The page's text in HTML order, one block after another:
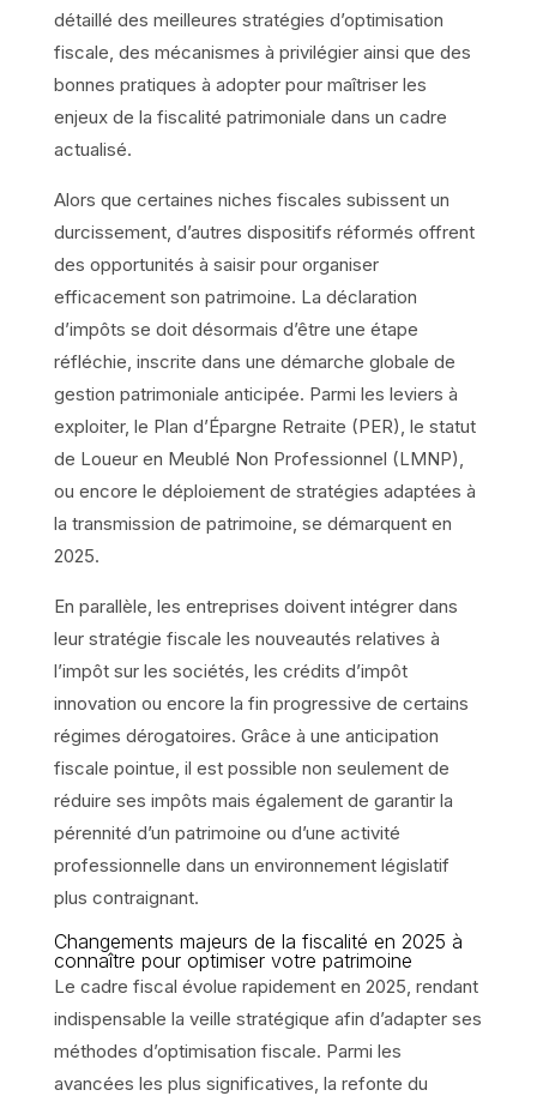
détaillé des meilleures stratégies d’optimisation
fiscale, des mécanismes à privilégier ainsi que des
bonnes pratiques à adopter pour maîtriser les
enjeux de la fiscalité patrimoniale dans un cadre
actualisé.
Alors que certaines niches fiscales subissent un
durcissement, d’autres dispositifs réformés offrent
des opportunités à saisir pour organiser
efficacement son patrimoine. La déclaration
d’impôts se doit désormais d’être une étape
réfléchie, inscrite dans une démarche globale de
gestion patrimoniale anticipée. Parmi les leviers à
exploiter, le Plan d’Épargne Retraite (PER), le statut
de Loueur en Meublé Non Professionnel (LMNP),
ou encore le déploiement de stratégies adaptées à
la transmission de patrimoine, se démarquent en
2025.
En parallèle, les entreprises doivent intégrer dans
leur stratégie fiscale les nouveautés relatives à
l’impôt sur les sociétés, les crédits d’impôt
innovation ou encore la fin progressive de certains
régimes dérogatoires. Grâce à une anticipation
fiscale pointue, il est possible non seulement de
réduire ses impôts mais également de garantir la
pérennité d’un patrimoine ou d’une activité
professionnelle dans un environnement législatif
plus contraignant.
Changements majeurs de la fiscalité en 2025 à
connaître pour optimiser votre patrimoine
Le cadre fiscal évolue rapidement en 2025, rendant
indispensable la veille stratégique afin d’adapter ses
méthodes d’optimisation fiscale. Parmi les
avancées les plus significatives, la refonte du